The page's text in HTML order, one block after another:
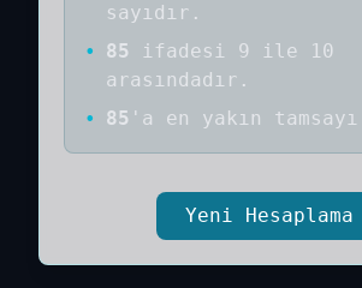
sayıdır .
•
85
ifadesi 9 ile 10
arasındadır.
•
85 'a en yakın tamsayı
Yeni Hesaplama